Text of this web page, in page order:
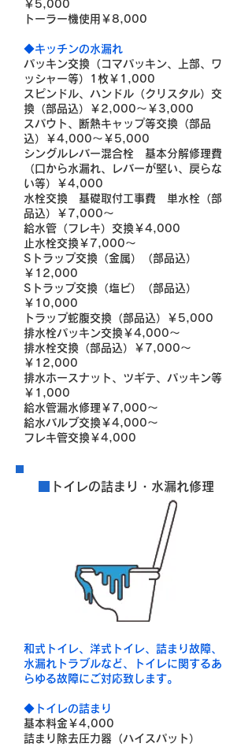
￥5,000
トーラー機使用￥8,000
◆キッチンの水漏れ
パッキン交換（コマパッキン、上部、ワ
ッシャー等）1枚￥1,000
スピンドル、ハンドル（クリスタル）交
換（部品込）￥2,000～￥3,000
スパウト、断熱キャップ等交換（部品
込）￥4,000～￥5,000
シングルレバー混合栓 基本分解修理費
（口から水漏れ、レバーが堅い、戻らな
い等）￥4,000
水栓交換 基礎取付工事費 単水栓（部
品込）￥7,000～
給水管（フレキ）交換￥4,000
止水栓交換￥7,000～
Sトラップ交換（金属）（部品込）
￥12,000
Sトラップ交換（塩ビ）（部品込）
￥10,000
トラップ蛇腹交換（部品込）￥5,000
排水栓パッキン交換￥4,000～
排水栓交換（部品込）￥7,000～
￥12,000
排水ホースナット、ツギテ、パッキン等
￥1,000
給水管漏水修理￥7,000～
給水バルブ交換￥4,000～
フレキ管交換￥4,000
トイレの詰まり・水漏れ修理
和式トイレ、洋式トイレ、詰まり故障、
水漏れトラブルなど、トイレに関するあ
らゆる故障にご対応致します。
◆トイレの詰まり
基本料金￥4,000
詰まり除去圧力器（ハイスパット）